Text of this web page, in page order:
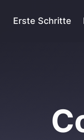
Erste Schritte